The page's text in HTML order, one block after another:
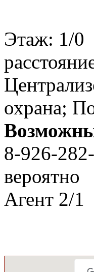
Этаж: 1/0
охрана;
8-926-
вероятно
Агент 2/1